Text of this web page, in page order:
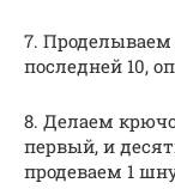
7. Проделываем
последней 10,
8. Делаем
первый, и
продеваем 1